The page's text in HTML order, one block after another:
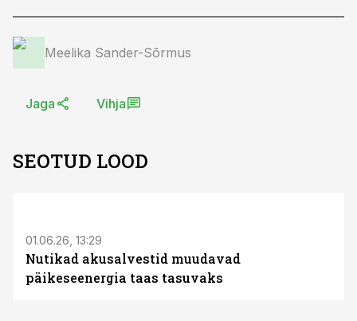
Meelika Sander-Sõrmus
Jaga Vihja
SEOTUD LOOD
01.06.26, 13:29
Nutikad akusalvestid muudavad
päikeseenergia taas tasuvaks